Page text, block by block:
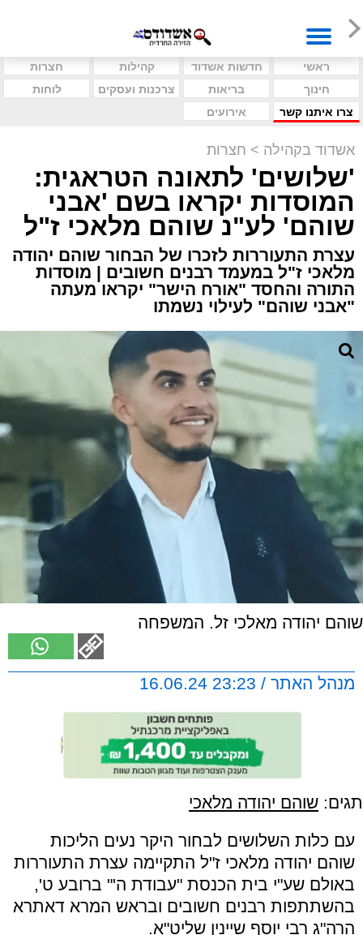
ראשי חדשות אשדוד קהילות
חצרות
חינוך
בריאות צרכנות ועסקים
לוחות
צרו איתנו קשר
אירועים
אשדוד בקהילה > חצרות
'שלושים' לתאונה הטראגית:
המוסדות יקראו בשם 'אבני
שוהם' לע"נ שוהם מלאכי ז"ל
עצרת התעוררות לזכרו של הבחור שוהם יהודה
מלאכי ז"ל במעמד רבנים חשובים | מוסדות
התורה והחסד "אורח הישר" יקראו מעתה
"אבני שוהם" לעילוי נשמתו
שוהם יהודה מאלכי זל. המשפחה
מנהל האתר / 23:23 16.06.24
תגים: שוהם יהודה מלאכי
עם כלות השלושים לבחור היקר נעים הליכות
שוהם יהודה מלאכי ז"ל התקיימה עצרת התעוררות
באולם שע"י בית הכנסת "עבודת ה'" ברובע ט',
בהשתתפות רבנים חשובים ובראש המרא דאתרא
הרה"ג רבי יוסף שיינין שליט"א.